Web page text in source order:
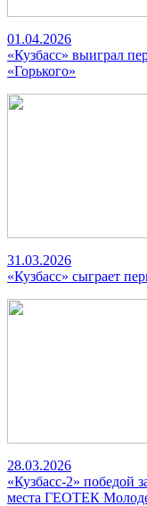
01.04.2026
«Кузбасс» выиграл
«Горького»
31.03.2026
«Кузбасс» сыграет
28.03.2026
«Кузбасс-2» победой
места ГЕОТЕК